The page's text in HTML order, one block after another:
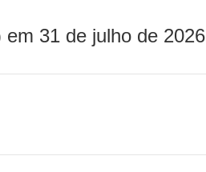
31 de julho de 2026